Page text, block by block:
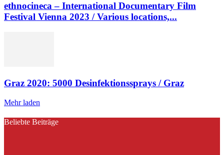
ethnocineca – International Documentary Film
Festival Vienna 2023 / Various locations,...
Graz 2020: 5000 Desinfektionssprays / Graz
Mehr laden
Beliebte Beiträge